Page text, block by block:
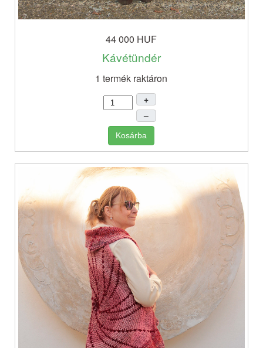
44 000 HUF
Kávétündér
1 termék raktáron
+
–
Kosárba